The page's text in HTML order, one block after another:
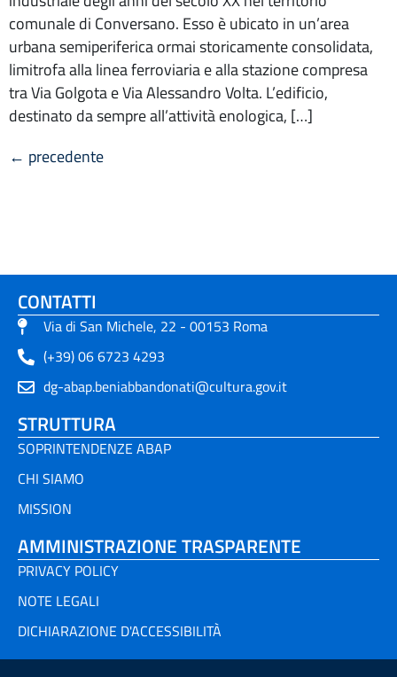
comunale di Conversano. Esso è ubicato in un’area
urbana semiperiferica ormai storicamente consolidata,
limitrofa alla linea ferroviaria e alla stazione compresa
tra Via Golgota e Via Alessandro Volta. L’edificio,
destinato da sempre all’attività enologica, […]
← precedente
CONTATTI
Via di San Michele, 22 - 00153 Roma
(+39) 06 6723 4293
dg-abap.beniabbandonati@cultura.gov.it
STRUTTURA
SOPRINTENDENZE ABAP
CHI SIAMO
MISSION
AMMINISTRAZIONE TRASPARENTE
PRIVACY POLICY
NOTE LEGALI
DICHIARAZIONE D'ACCESSIBILITÀ